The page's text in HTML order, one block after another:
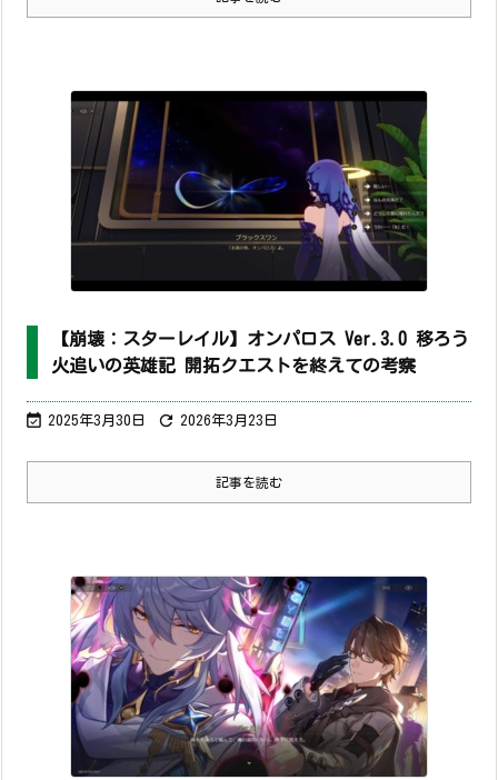
【崩壊：スターレイル】オンパロス Ver.3.0 移ろう
火追いの英雄記 開拓クエストを終えての考察
 2025年3月30日  2026年3月23日
記事を読む